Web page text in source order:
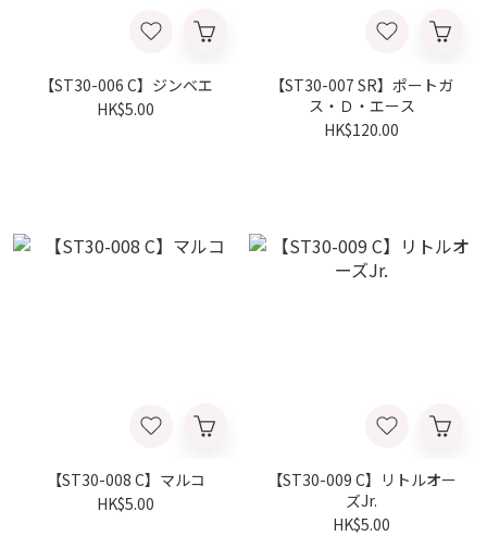
【ST30-006 C】ジンベエ
HK$5.00
【ST30-007 SR】ポートガ
ス・Ｄ・エース
HK$120.00
【ST30-008 C】マルコ
HK$5.00
【ST30-009 C】リトルオー
ズJr.
HK$5.00